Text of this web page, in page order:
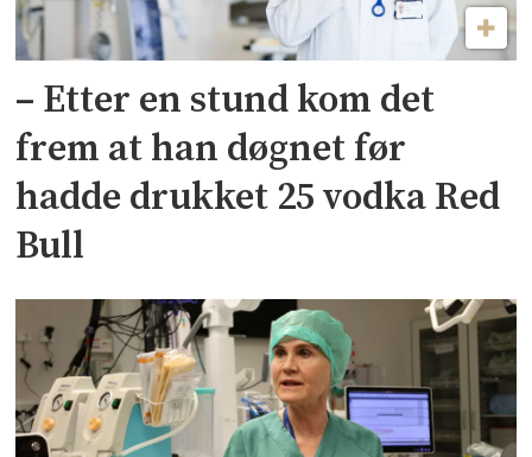
– Etter en stund kom det
frem at han døgnet før
hadde drukket 25 vodka Red
Bull